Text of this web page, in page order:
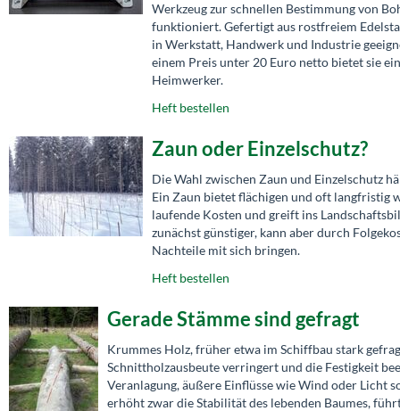
Werkzeug zur schnellen Bestimmung von
funktioniert. Gefertigt aus rostfreiem
in Werkstatt, Handwerk und Industrie
einem Preis unter 20 Euro netto bietet sie
Heimwerker.
Heft bestellen
Zaun oder Einzelschutz?
Die Wahl zwischen Zaun und Einzelschutz
Ein Zaun bietet flächigen und oft langfristig
laufende Kosten und greift ins
zunächst günstiger, kann aber durch
Nachteile mit sich bringen.
Heft bestellen
Gerade Stämme sind gefragt
Krummes Holz, früher etwa im Schiffbau stark
Schnittholzausbeute verringert und die Festigkeit
Veranlagung, äußere Einflüsse wie Wind oder Licht
erhöht zwar die Stabilität des lebenden Baumes,